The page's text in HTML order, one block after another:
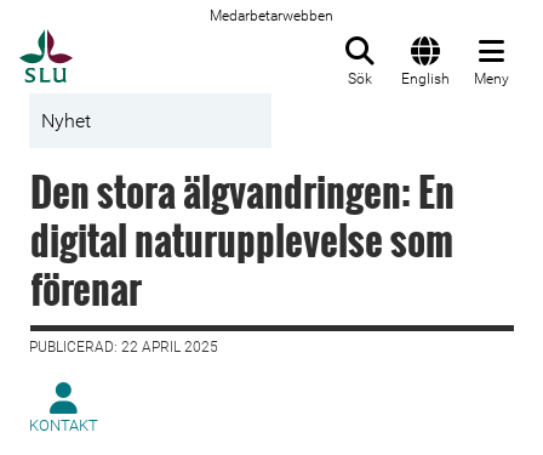
Medarbetarwebben
Sök English Meny
Nyhet
Den stora älgvandringen: En
digital naturupplevelse som
förenar
PUBLICERAD: 22 APRIL 2025
KONTAKT